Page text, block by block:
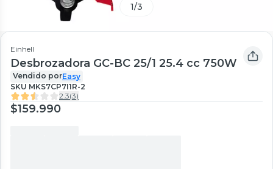
1/3
Einhell
Desbrozadora GC-BC 25/1 25.4 cc 750W
Vendido porEasy
SKU MKS7CP7I1R-2
2.3(3)
$159.990